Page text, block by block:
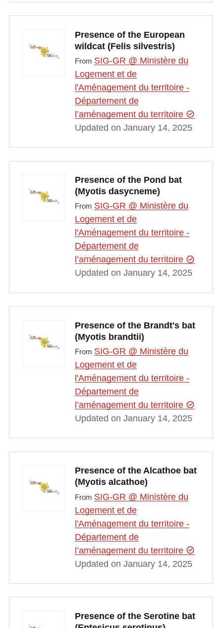
Presence of the European
wildcat (Felis silvestris)
From SIG-GR @ Ministère du
Logement et de
l'Aménagement du territoire -
Département de
l’aménagement du territoire
Updated on January 14, 2025
Presence of the Pond bat
(Myotis dasycneme)
From SIG-GR @ Ministère du
Logement et de
l'Aménagement du territoire -
Département de
l’aménagement du territoire
Updated on January 14, 2025
Presence of the Brandt's bat
(Myotis brandtii)
From SIG-GR @ Ministère du
Logement et de
l'Aménagement du territoire -
Département de
l’aménagement du territoire
Updated on January 14, 2025
Presence of the Alcathoe bat
(Myotis alcathoe)
From SIG-GR @ Ministère du
Logement et de
l'Aménagement du territoire -
Département de
l’aménagement du territoire
Updated on January 14, 2025
Presence of the Serotine bat